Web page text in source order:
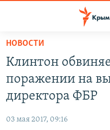
Вернуться
основному
содержанию
Вернутся
главной
11 ЛЕТ ОККУПАЦИИ КРЫМА.
ВОДА
ЕЩЕ
НОВОСТИ
Клинтон
поражении на
директора ФБР
03 мая 2017, 09:16